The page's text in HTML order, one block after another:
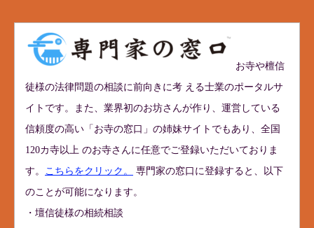
お寺や檀信
徒様の法律問題の相談に前向きに考 える士業のポータルサ
イトです。また、業界初のお坊さんが作り、運営している
信頼度の高い「お寺の窓口」の姉妹サイトでもあり、全国
120カ寺以上 のお寺さんに任意でご登録いただいておりま
す。 こちらをクリック。
専門家の窓口に登録すると、以下
のことが可能になります。
・壇信徒様の相続相談